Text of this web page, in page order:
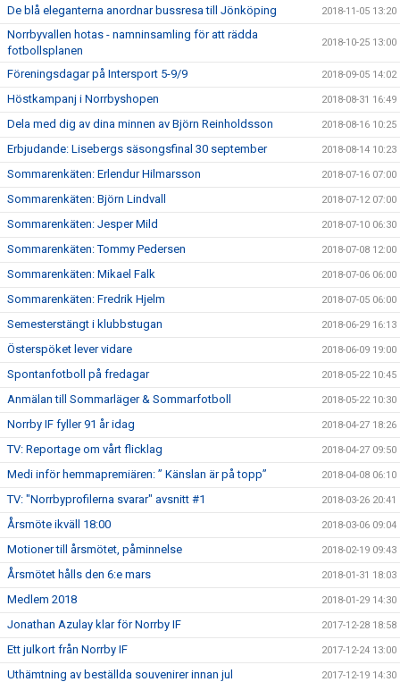
De blå eleganterna anordnar bussresa till Jönköping 2018-11-05 13:20
Norrbyvallen hotas - namninsamling för att rädda
fotbollsplanen
2018-10-25 13:00
Föreningsdagar på Intersport 5-9/9 2018-09-05 14:02
Höstkampanj i Norrbyshopen 2018-08-31 16:49
Dela med dig av dina minnen av Björn Reinholdsson 2018-08-16 10:25
Erbjudande: Lisebergs säsongsfinal 30 september 2018-08-14 10:23
Sommarenkäten: Erlendur Hilmarsson 2018-07-16 07:00
Sommarenkäten: Björn Lindvall 2018-07-12 07:00
Sommarenkäten: Jesper Mild 2018-07-10 06:30
Sommarenkäten: Tommy Pedersen 2018-07-08 12:00
Sommarenkäten: Mikael Falk 2018-07-06 06:00
Sommarenkäten: Fredrik Hjelm 2018-07-05 06:00
Semesterstängt i klubbstugan 2018-06-29 16:13
Österspöket lever vidare 2018-06-09 19:00
Spontanfotboll på fredagar 2018-05-22 10:45
Anmälan till Sommarläger & Sommarfotboll 2018-05-22 10:30
Norrby IF fyller 91 år idag 2018-04-27 18:26
TV: Reportage om vårt flicklag 2018-04-27 09:50
Medi inför hemmapremiären: ” Känslan är på topp” 2018-04-08 06:10
TV: "Norrbyprofilerna svarar" avsnitt #1 2018-03-26 20:41
Årsmöte ikväll 18:00 2018-03-06 09:04
Motioner till årsmötet, påminnelse 2018-02-19 09:43
Årsmötet hålls den 6:e mars 2018-01-31 18:03
Medlem 2018 2018-01-29 14:30
Jonathan Azulay klar för Norrby IF 2017-12-28 18:58
Ett julkort från Norrby IF 2017-12-24 13:00
Uthämtning av beställda souvenirer innan jul 2017-12-19 14:30